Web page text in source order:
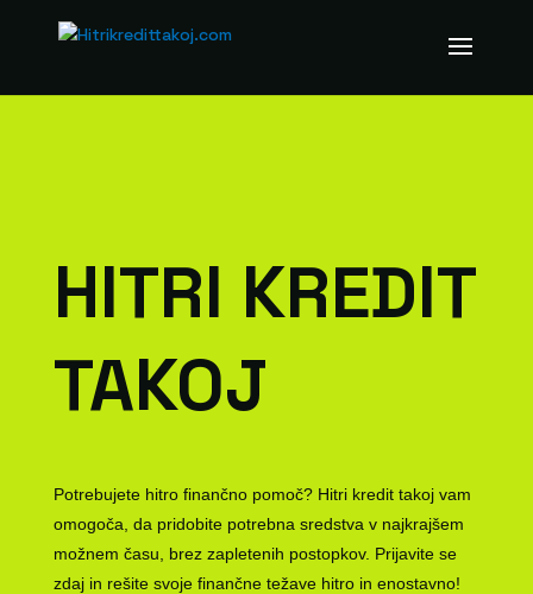
HITRI KREDIT
TAKOJ
Potrebujete hitro finančno pomoč? Hitri kredit takoj vam
omogoča, da pridobite potrebna sredstva v najkrajšem
možnem času, brez zapletenih postopkov. Prijavite se
zdaj in rešite svoje finančne težave hitro in enostavno!